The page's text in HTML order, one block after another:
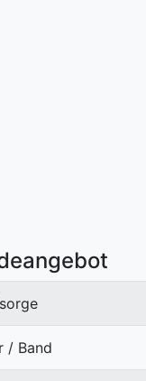
/ Band